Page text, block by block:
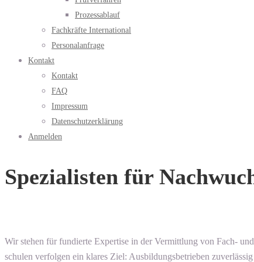
Prozessablauf
Fachkräfte International
Personalanfrage
Kontakt
Kontakt
FAQ
Impressum
Datenschutzerklärung
Anmelden
Spezialisten für
Wir stehen für fundierte Expertise in der Vermittlung von Fach-
schulen verfolgen ein klares Ziel: Ausbildungsbetrieben